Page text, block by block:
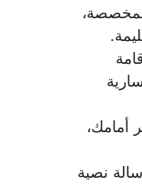
أمامك،
نصية